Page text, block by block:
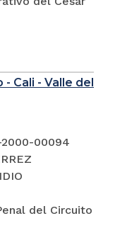
- Cali - Valle del
2000-00094
del Circuito